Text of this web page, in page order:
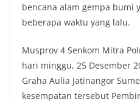
bencana alam gempa bumi
beberapa waktu yang lalu.
Musprov 4 Senkom Mitra
hari minggu, 25 Desember
Graha Aulia Jatinangor
kesempatan tersebut